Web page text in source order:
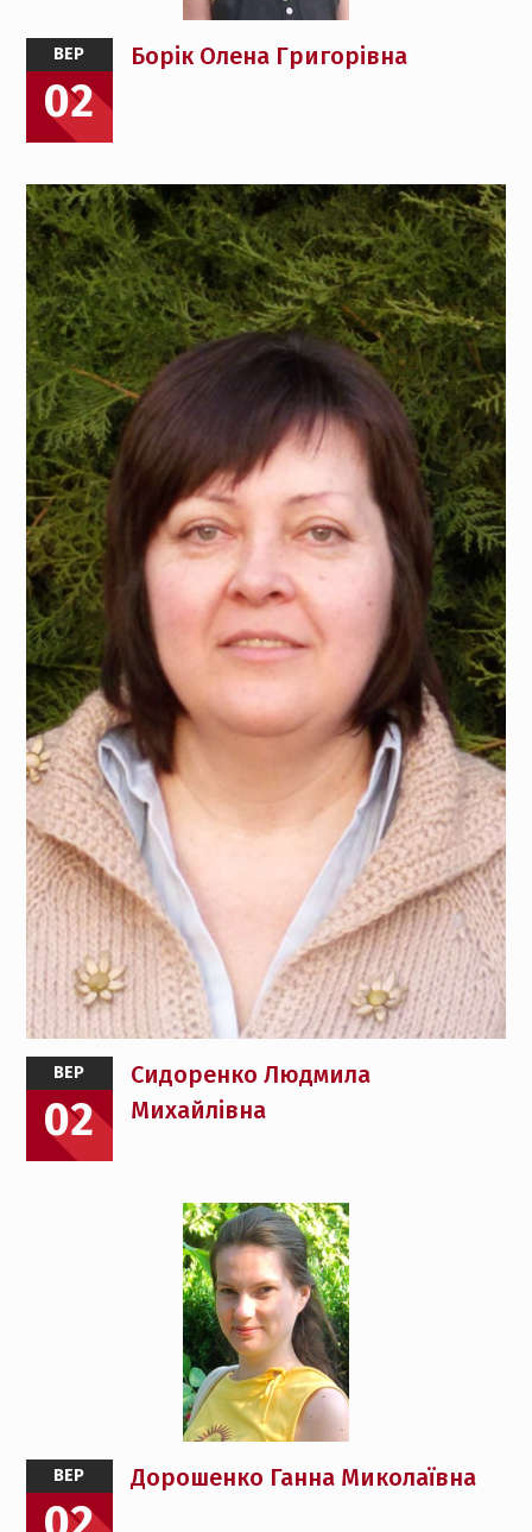
ВЕР
02
Борік Олена Григорівна
ВЕР
02
Сидоренко Людмила
Михайлівна
ВЕР Дорошенко Ганна Миколаївна